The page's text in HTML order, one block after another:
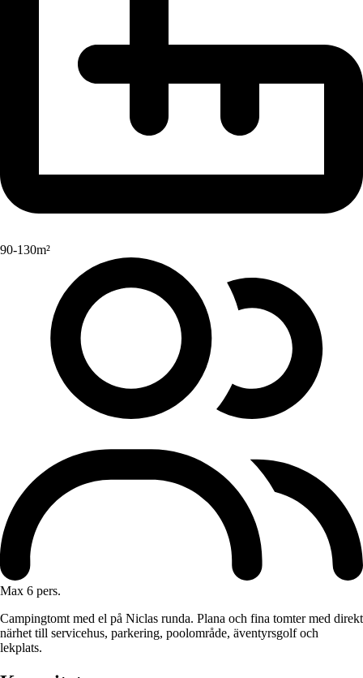
90-130m²
Max 6 pers.
Campingtomt med el på Niclas runda. Plana och fina tomter med direkt
närhet till servicehus, parkering, poolområde, äventyrsgolf och
lekplats.